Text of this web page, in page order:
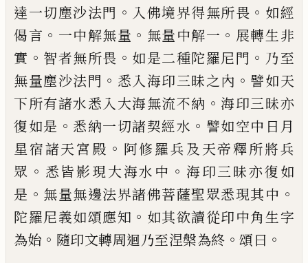
達一切塵沙法門 。 入佛境界得無所畏 。 如經
偈言 。 一中解無量 。 無量中解一 。 展轉生非
實 。 智者無所畏 。 如是二種陀羅尼門 。 乃至
無量塵沙法門 。 悉入海印三昧之內 。 譬如天
下所有諸水悉入大海無流不納 。 海印三昧亦
復如是 。 悉納一切諸契經水 。 譬如空中日月
星宿諸天宮殿 。 阿修羅兵及天帝釋所將兵
眾 。 悉皆影現大海水中 。 海印三昧亦復如
是 。 無量無邊法界諸佛菩薩聖眾悉現其中 。
陀羅尼義如頌應知 。 如其欲讀從印中角生字
為始 。 隨印文轉周迴乃至涅槃為終 。 頌曰 。